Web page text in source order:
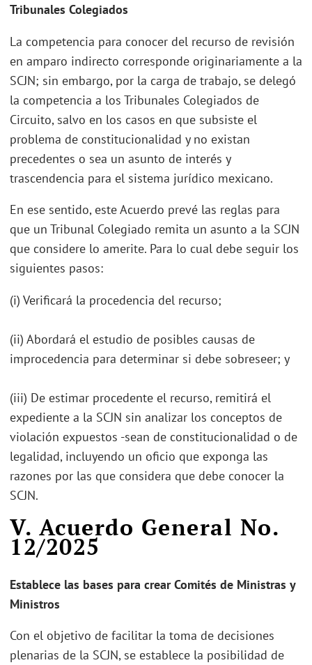
Tribunales Colegiados
La competencia para conocer del recurso de revisión
en amparo indirecto corresponde originariamente a la
SCJN; sin embargo, por la carga de trabajo, se delegó
la competencia a los Tribunales Colegiados de
Circuito, salvo en los casos en que subsiste el
problema de constitucionalidad y no existan
precedentes o sea un asunto de interés y
trascendencia para el sistema jurídico mexicano.
En ese sentido, este Acuerdo prevé las reglas para
que un Tribunal Colegiado remita un asunto a la SCJN
que considere lo amerite. Para lo cual debe seguir los
siguientes pasos:
(i) Verificará la procedencia del recurso;
(ii) Abordará el estudio de posibles causas de
improcedencia para determinar si debe sobreseer; y
(iii) De estimar procedente el recurso, remitirá el
expediente a la SCJN sin analizar los conceptos de
violación expuestos -sean de constitucionalidad o de
legalidad, incluyendo un oficio que exponga las
razones por las que considera que debe conocer la
SCJN.
V. Acuerdo General No.
12/2025
Establece las bases para crear Comités de Ministras y
Ministros
Con el objetivo de facilitar la toma de decisiones
plenarias de la SCJN, se establece la posibilidad de